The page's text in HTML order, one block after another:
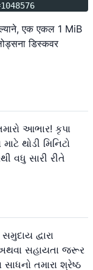
एक एकल 1 MiB
डिस्कवर
આભાર! કૃપા
થોડી મિનિટો
વધુ સારી રીતે
દ્વારા
અથવા સહાયતા જરૂર
તમારા શ્રેષ્ઠ